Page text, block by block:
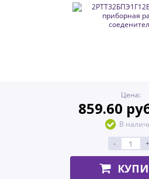
Цена:
859.60
В
-
+